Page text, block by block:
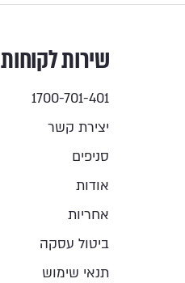
שירות לקוחות
1700-701-401
יצירת קשר
סניפים
אודות
אחריות
ביטול עסקה
תנאי שימוש